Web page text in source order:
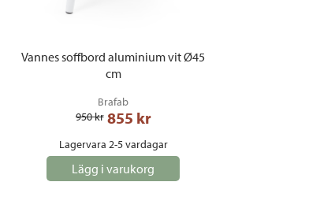
Vannes soffbord aluminium vit Ø45
cm
Brafab
950 kr 855 kr
Lagervara 2-5 vardagar
Lägg i varukorg